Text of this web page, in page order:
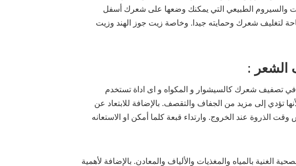
والسيروم الطبيعي التي يمكنك وضعها على شعرك أسفل
لتغليف شعرك وحمايته جيدا. وخاصة زيت جوز الهند وزيت
الشعر :
في تصفيف شعرك كالسيشوار و المكواه و اى اداة تستخدم
تؤدي إلى مزيد من الجفاف والتقصف. بالإضافة للابتعاد عن
الذروة عند الخروج. وارتداء قبعة كلما أمكن او الاستعانه
الغنية بالمياه والمغذيات والألياف والمعادن. بالإضافة لأهمية